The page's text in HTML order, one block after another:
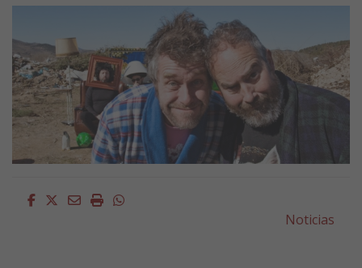
Facebook
Twitter
EmailImprimirWhatsapp
Noticias